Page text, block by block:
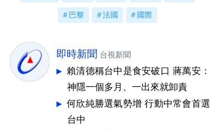
巴黎 法國 國際
即時新聞 台視新聞
賴清德稱台中是食安破口 蔣萬安：
神隱一個多月、一出來就卸責
何欣純勝選氣勢增 行動中常會首選
台中